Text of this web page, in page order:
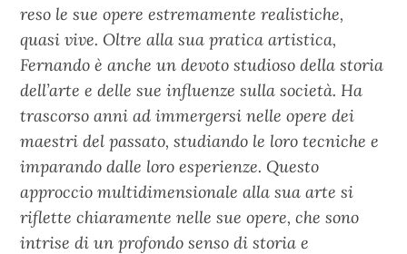
reso le sue opere estremamente realistiche,
quasi vive. Oltre alla sua pratica artistica,
Fernando è anche un devoto studioso della storia
dell’arte e delle sue influenze sulla società. Ha
trascorso anni ad immergersi nelle opere dei
maestri del passato, studiando le loro tecniche e
imparando dalle loro esperienze. Questo
approccio multidimensionale alla sua arte si
riflette chiaramente nelle sue opere, che sono
intrise di un profondo senso di storia e